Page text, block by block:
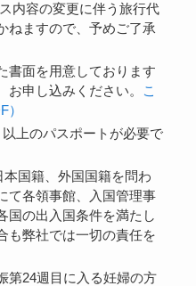
内容の変更に伴う旅行代
ねますので、予めご了承
書面を用意しております
申し込みください。
こ
上のパスポートが必要で
国籍、外国国籍を問わ
て各領事館、入国管理事
国の出入国条件を満たし
も弊社では一切の責任を
第24週目に入る妊婦の方